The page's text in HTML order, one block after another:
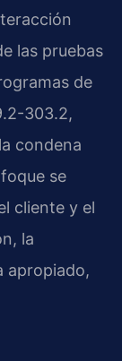
las pruebas
de
303.2,
condena
se
cliente y el
la
apropiado,